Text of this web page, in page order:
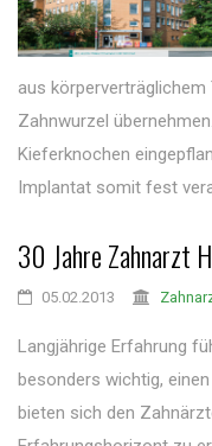
aus
Zahnwurzel
Kieferknochen
Implantat somit fest
30 Jahre Zahnarzt
05.02.2013
Langjährige Erfahrung
besonders wichtig,
bieten sich den